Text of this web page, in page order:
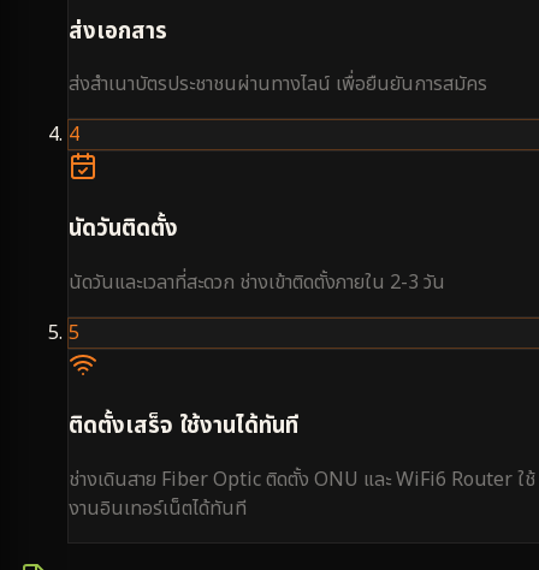
ส่งเอกสาร
ส่งสำเนาบัตรประชาชนผ่านทางไลน์ เพื่อยืนยันการสมัคร
4
นัดวันติดตั้ง
นัดวันและเวลาที่สะดวก ช่างเข้าติดตั้งภายใน 2-3 วัน
5
ติดตั้งเสร็จ ใช้งานได้ทันที
ช่างเดินสาย Fiber Optic ติดตั้ง ONU และ WiFi6 Router ใช้
งานอินเทอร์เน็ตได้ทันที